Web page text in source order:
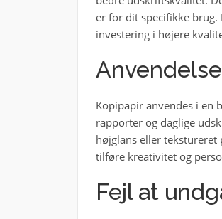
er for dit specifikke
investering i højere
Kopipapir anvendes i en
rapporter og daglige
højglans eller
tilføre kreativitet og
Fejl at